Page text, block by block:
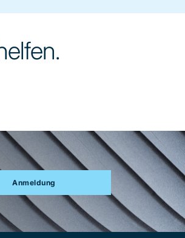
Anmeldung